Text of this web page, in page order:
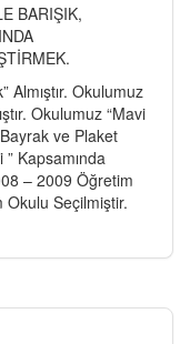
BARIŞIK,
Almıştır. Okulumuz
Okulumuz “Mavi
ve Plaket
Kapsamında
– 2009 Öğretim
Okulu Seçilmiştir.